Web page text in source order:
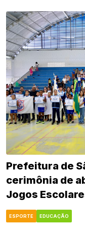
Prefeitura de
cerimônia de abertura
Jogos
ESPORTE EDUCAÇÃO